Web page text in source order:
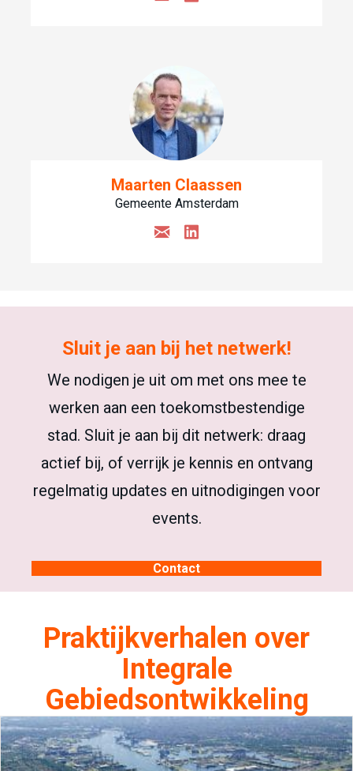
Maarten Claassen
Gemeente Amsterdam
Sluit je aan bij het netwerk!
We nodigen je uit om met ons mee te
werken aan een toekomstbestendige
stad. Sluit je aan bij dit netwerk: draag
actief bij, of verrijk je kennis en ontvang
regelmatig updates en uitnodigingen voor
events.
Contact
Praktijkverhalen over
Integrale
Gebiedsontwikkeling